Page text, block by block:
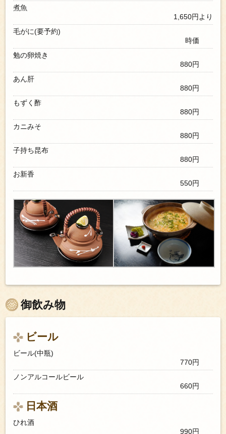
煮魚
1,650円より
毛がに(要予約)
時価
勉の卵焼き
880円
あん肝
880円
もずく酢
880円
カニみそ
880円
子持ち昆布
880円
お新香
550円
御飲み物
ビール
ビール(中瓶)
770円
ノンアルコールビール
660円
日本酒
ひれ酒
990円